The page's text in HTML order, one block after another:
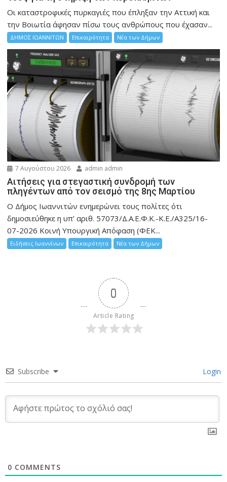
Οι καταστροφικές πυρκαγιές που έπληξαν την Αττική και
την Bοιωτία άφησαν πίσω τους ανθρώπους που έχασαν...
ΔΗΜΟΣ ΙΩΑΝΝΙΤΩΝ Επικαιρότητα Νέα των Δήμων
7 Αυγούστου 2026 admin admin
Αιτήσεις για στεγαστική συνδρομή των
πληγέντων από τον σεισμό της 8ης Μαρτίου
Ο Δήμος Ιωαννιτών ενημερώνει τους πολίτες ότι
δημοσιεύθηκε η υπ’ αριθ. 57073/Δ.Α.Ε.Φ.Κ.-Κ.Ε./Α325/16-
07-2026 Κοινή Υπουργική Απόφαση (ΦΕΚ...
Ειδήσεις Ιωαννίνων Επικαιρότητα Νέα των Δήμων
0
Article Rating
Subscribe Login
0 COMMENTS